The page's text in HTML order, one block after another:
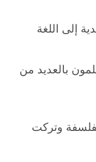
إلى اللغة
بالعديد من
وتركت